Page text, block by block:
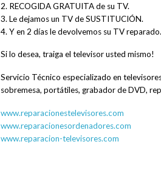
2. RECOGIDA GRATUITA de su TV.
3. Le dejamos un TV de SUSTITUCIÓN.
4. Y en 2 días le devolvemos su TV reparado.
Si lo desea, traiga el televisor usted mismo!
Servicio Técnico especializado en
sobremesa, portátiles, grabador de DVD,
www.reparacionestelevisores.com
www.reparacionesordenadores.com
www.reparacion-televisores.com